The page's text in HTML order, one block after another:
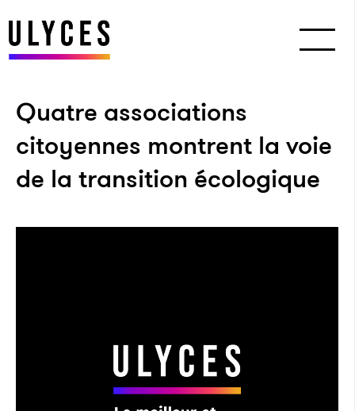
Quatre associations
citoyennes montrent la voie
de la transition écologique